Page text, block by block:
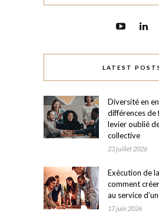
LATEST
Diversité en
différences de
levier oublié
collective
23 juillet 2026
Exécution de
comment
au service
17 juin 2026